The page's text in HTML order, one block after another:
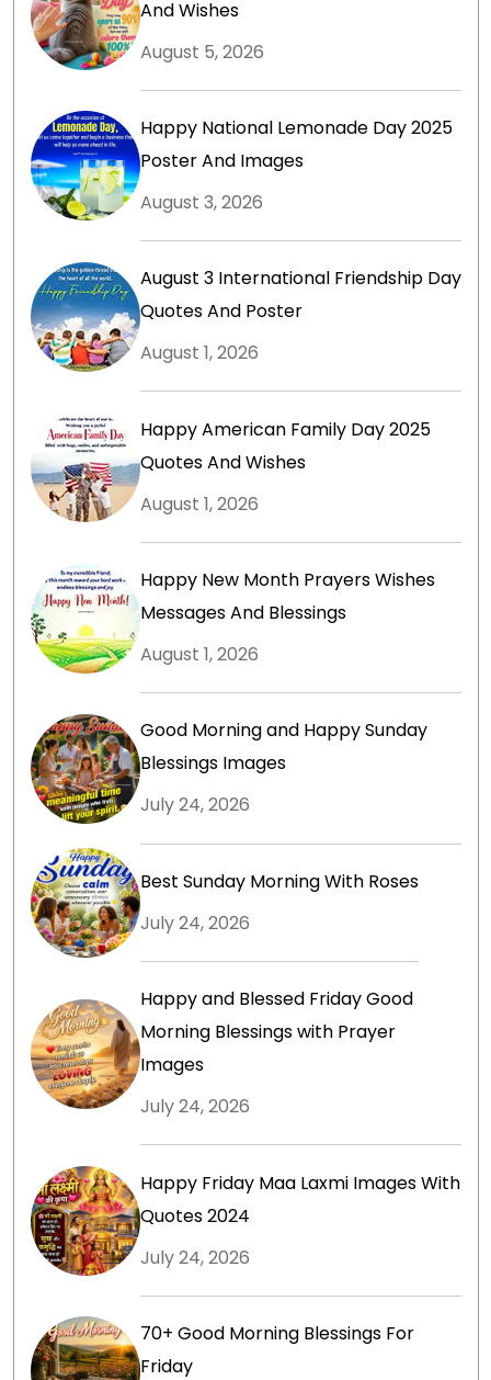
And Wishes
August 5, 2026
Happy National Lemonade Day 2025
Poster And Images
August 3, 2026
August 3 International Friendship Day
Quotes And Poster
August 1, 2026
Happy American Family Day 2025
Quotes And Wishes
August 1, 2026
Happy New Month Prayers Wishes
Messages And Blessings
August 1, 2026
Good Morning and Happy Sunday
Blessings Images
July 24, 2026
Best Sunday Morning With Roses
July 24, 2026
Happy and Blessed Friday Good
Morning Blessings with Prayer
Images
July 24, 2026
Happy Friday Maa Laxmi Images With
Quotes 2024
July 24, 2026
70+ Good Morning Blessings For
Friday